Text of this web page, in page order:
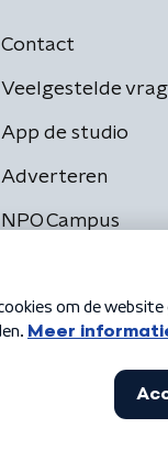
Contact
Veelgestelde
App de studio
Adverteren
NPO Campus